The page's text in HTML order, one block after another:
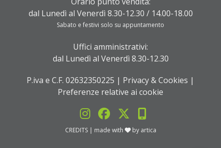
dal Lunedì al Venerdì 8.30-12.30 / 14.00-18.00
Sabato e festivi solo su appuntamento
Uffici amministrativi:
dal Lunedì al Venerdì 8.30-12.30
P.iva e C.F. 02632350225 | Privacy & Cookies |
Preferenze relative ai cookie
CREDITS | made with by artica